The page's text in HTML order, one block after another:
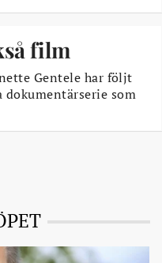
film
Gentele har följt
dokumentärserie som